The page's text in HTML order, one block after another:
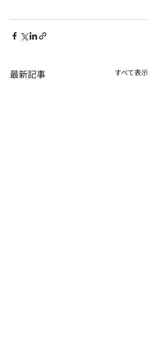
最新記事 すべて表示